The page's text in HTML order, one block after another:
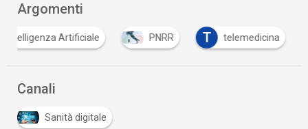
Argomenti
Intelligenza Artificiale PNRR T telemedicina
Canali
Sanità digitale